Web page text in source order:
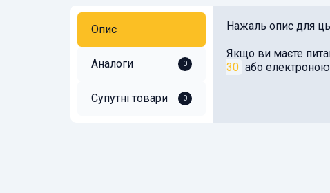
Опис
Аналоги 0
Супутні товари 0
Нажаль опис для
Якщо ви маєте
30 або